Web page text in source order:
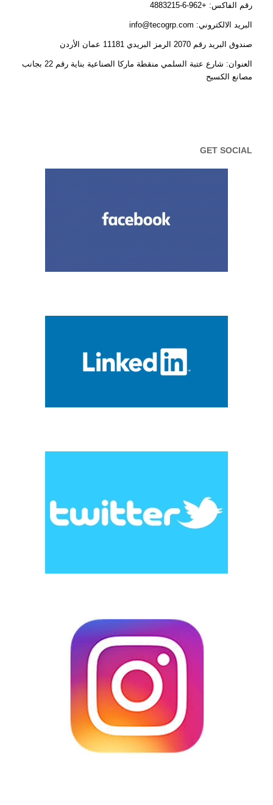
رقم الفاكس: +962-6-4883215
البريد الالكتروني: info@tecogrp.com
صندوق البريد رقم 2070 الرمز البريدي 11181 عمان الأردن
العنوان: شارع عتبة السلمي منقطة ماركا الصناعية بناية رقم 22 بجانب
مصانع الكسيح
GET SOCIAL